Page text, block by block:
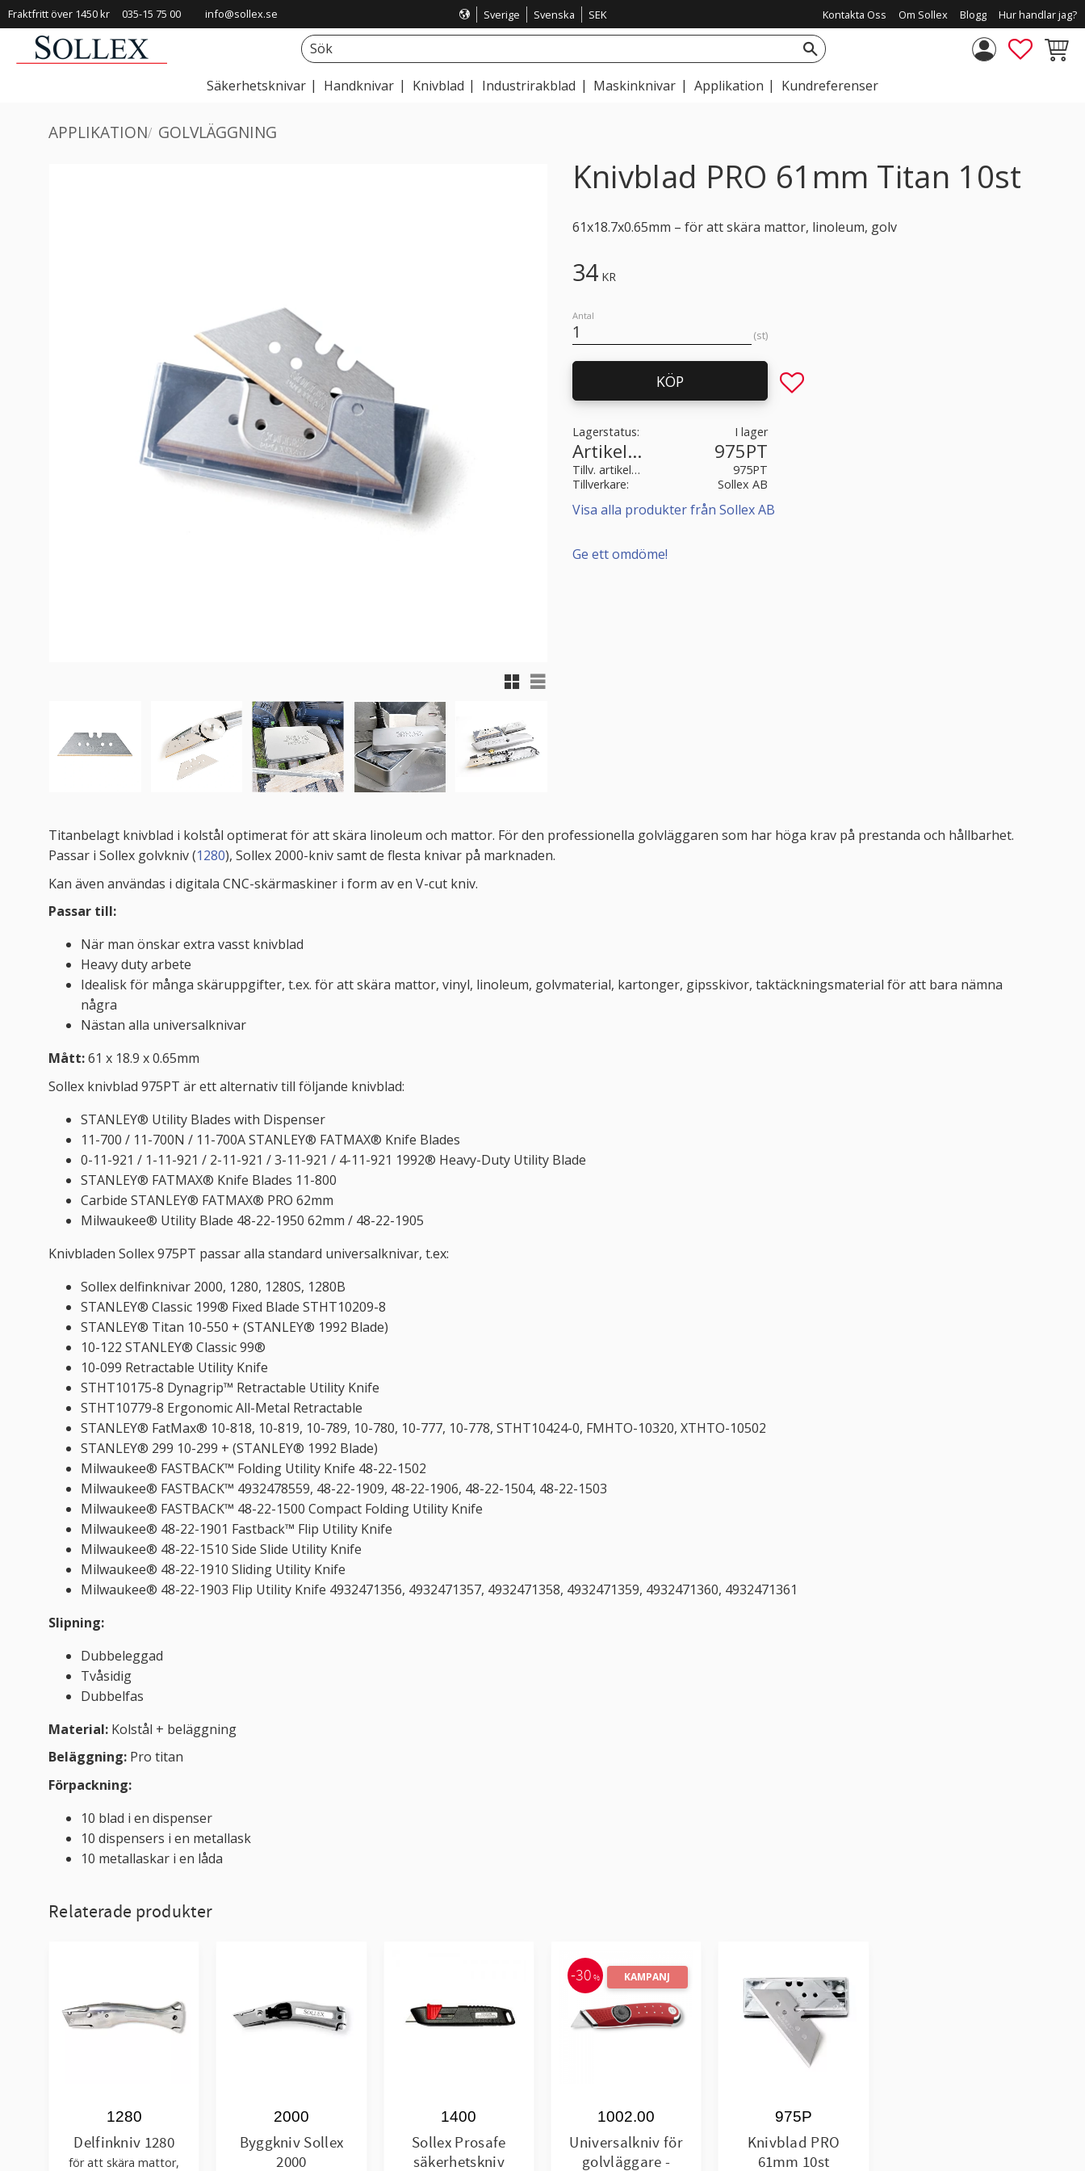
Fraktfritt över 1450 kr 035-15 75 00 info@sollex.se Sverige Svenska SEK Kontakta Oss Om Sollex Blogg Hur handlar jag?
Säkerhetsknivar Handknivar Knivblad Industrirakblad Maskinknivar Applikation Kundreferenser
APPLIKATION GOLVLÄGGNING
Knivblad PRO 61mm Titan 10st
61x18.7x0.65mm – för att skära mattor, linoleum, golv
Rutnätsvy
Listvy
34KR
Antal
st
KÖP Lägg till i favoriter
Lagerstatus I lager
Artikelnr 975PT
Tillv. artikelnr
975PT
Tillverkare
Sollex AB
Visa alla produkter från Sollex AB
Ge ett omdöme!
Titanbelagt knivblad i kolstål optimerat för att skära linoleum och mattor. För den professionella golvläggaren som har höga krav på prestanda och hållbarhet.
Passar i Sollex golvkniv (1280), Sollex 2000-kniv samt de flesta knivar på marknaden.
Kan även användas i digitala CNC-skärmaskiner i form av en V-cut kniv.
Passar till:
När man önskar extra vasst knivblad
Heavy duty arbete
Idealisk för många skäruppgifter, t.ex. för att skära mattor, vinyl, linoleum, golvmaterial, kartonger, gipsskivor, taktäckningsmaterial för att bara nämna
några
Nästan alla universalknivar
Mått:61 x 18.9 x 0.65mm
Sollex knivblad 975PT är ett alternativ till följande knivblad:
STANLEY® Utility Blades with Dispenser
11-700 / 11-700N / 11-700A STANLEY® FATMAX® Knife Blades
0-11-921 / 1-11-921 / 2-11-921 / 3-11-921 / 4-11-921 1992® Heavy-Duty Utility Blade
STANLEY® FATMAX® Knife Blades 11-800
Carbide STANLEY® FATMAX® PRO 62mm
Milwaukee® Utility Blade 48-22-1950 62mm / 48-22-1905
Knivbladen Sollex 975PT passar alla standard universalknivar, t.ex:
Sollex delfinknivar 2000, 1280, 1280S, 1280B
STANLEY® Classic 199® Fixed Blade STHT10209-8
STANLEY® Titan 10-550 + (STANLEY® 1992 Blade)
10-122 STANLEY® Classic 99®
10-099 Retractable Utility Knife
STHT10175-8 Dynagrip™ Retractable Utility Knife
STHT10779-8 Ergonomic All-Metal Retractable
STANLEY® FatMax® 10-818, 10-819, 10-789, 10-780, 10-777, 10-778, STHT10424-0, FMHTO-10320, XTHTO-10502
STANLEY® 299 10-299 + (STANLEY® 1992 Blade)
Milwaukee® FASTBACK™ Folding Utility Knife 48-22-1502
Milwaukee® FASTBACK™ 4932478559, 48-22-1909, 48-22-1906, 48-22-1504, 48-22-1503
Milwaukee® FASTBACK™ 48-22-1500 Compact Folding Utility Knife
Milwaukee® 48-22-1901 Fastback™ Flip Utility Knife
Milwaukee® 48-22-1510 Side Slide Utility Knife
Milwaukee® 48-22-1910 Sliding Utility Knife
Milwaukee® 48-22-1903 Flip Utility Knife 4932471356, 4932471357, 4932471358, 4932471359, 4932471360, 4932471361
Slipning:
Dubbeleggad
Tvåsidig
Dubbelfas
Material: Kolstål + beläggning
Beläggning: Pro titan
Förpackning:
10 blad i en dispenser
10 dispensers i en metallask
10 metallaskar i en låda
Relaterade produkter
Delfinkniv 1280
för att skära mattor,
1280
Byggkniv Sollex
2000
2000
Sollex Prosafe
säkerhetskniv
1400
Universalkniv för
golvläggare -
1002.00
30 % KAMPANJ
Knivblad PRO
61mm 10st
975P